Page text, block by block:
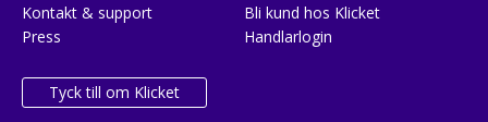
Kontakt & support
Press
Tyck till om Klicket
Bli kund hos Klicket
Handlarlogin